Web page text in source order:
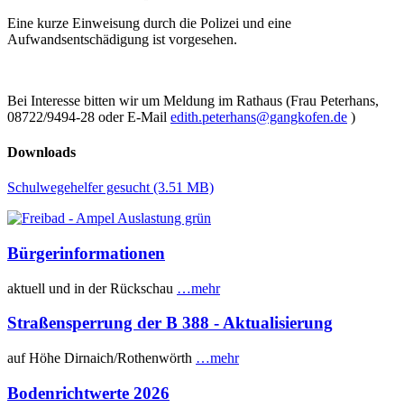
Eine kurze Einweisung durch die Polizei und eine
Aufwandsentschädigung ist vorgesehen.
Bei Interesse bitten wir um Meldung im Rathaus (Frau Peterhans,
08722/9494-28 oder E-Mail edith.peterhans@gangkofen.de )
Downloads
Schulwegehelfer gesucht (3.51 MB)
Bürgerinformationen
aktuell und in der Rückschau …mehr
Straßensperrung der B 388 - Aktualisierung
auf Höhe Dirnaich/Rothenwörth …mehr
Bodenrichtwerte 2026